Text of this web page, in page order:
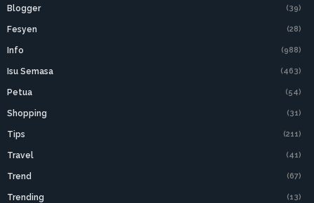
Blogger (39)
Fesyen (28)
Info (988)
Isu Semasa (463)
Petua (54)
Shopping (31)
Tips (211)
Travel (41)
Trend (67)
Trending (13)